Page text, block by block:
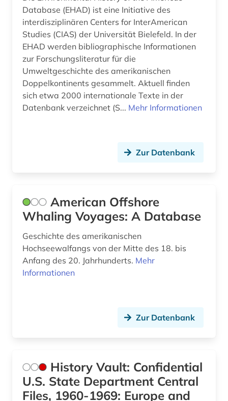
Database (EHAD) ist eine Initiative des
interdisziplinären Centers for InterAmerican
Studies (CIAS) der Universität Bielefeld. In der
EHAD werden bibliographische Informationen
zur Forschungsliteratur für die
Umweltgeschichte des amerikanischen
Doppelkontinents gesammelt. Aktuell finden
sich etwa 2000 internationale Texte in der
Datenbank verzeichnet (S... Mehr Informationen
Zur Datenbank
American Offshore
Whaling Voyages: A Database
Geschichte des amerikanischen
Hochseewalfangs von der Mitte des 18. bis
Anfang des 20. Jahrhunderts. Mehr
Informationen
Zur Datenbank
History Vault: Confidential
U.S. State Department Central
Files, 1960-1969: Europe and